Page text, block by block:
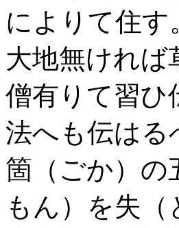
によりて住
大地無ければ
僧有りて習ひ
法へも伝は
箇（ごか）の
もん）を失